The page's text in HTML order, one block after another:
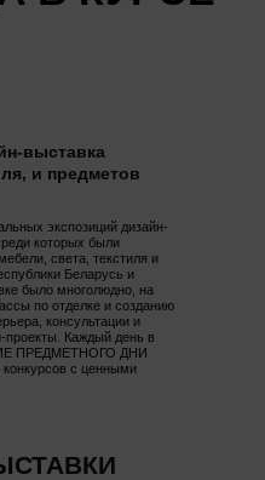
выставка
и предметов
экспозиций дизайн-
которых были
света, текстиля и
Беларусь и
было многолюдно, на
по отделке и созданию
консультации и
проекты. Каждый день в
ПРЕДМЕТНОГО ДНИ
с ценными